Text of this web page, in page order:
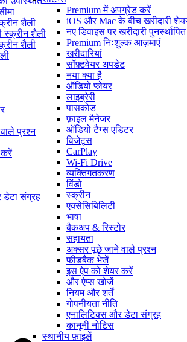
Premium में अपग्रेड करें
iOS और Mac के बीच खरीदारी
नए डिवाइस पर खरीदारी
Premium निःशुल्क आज़माएं
खरीदारियां
सॉफ़्टवेयर अपडेट
नया क्या है
ऑडियो प्लेयर
लाइब्रेरी
पासकोड
फ़ाइल मैनेजर
ऑडियो टैग्स एडिटर
विजेट्स
CarPlay
Wi-Fi Drive
व्यक्तिगतकरण
विंडो
स्क्रीन
एक्सेसिबिलिटी
भाषा
बैकअप & रिस्टोर
सहायता
अक्सर पूछे जाने वाले प्रश्न
फीडबैक भेजें
इस ऐप को शेयर करें
और ऐप्स खोजें
नियम और शर्तें
गोपनीयता नीति
एनालिटिक्स और डेटा संग्रह
कानूनी नोटिस
स्थानीय फ़ाइलें
शैली
स्क्रीन शैली
शैली
प्रश्न
करें
डेटा संग्रह